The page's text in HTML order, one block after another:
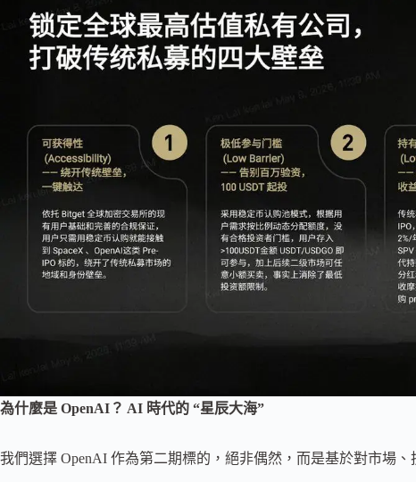
為什麼是 OpenAI？ AI 時代的 “星辰大海”
我們選擇 OpenAI 作為第二期標的，絕非偶然，而是基於對市場、